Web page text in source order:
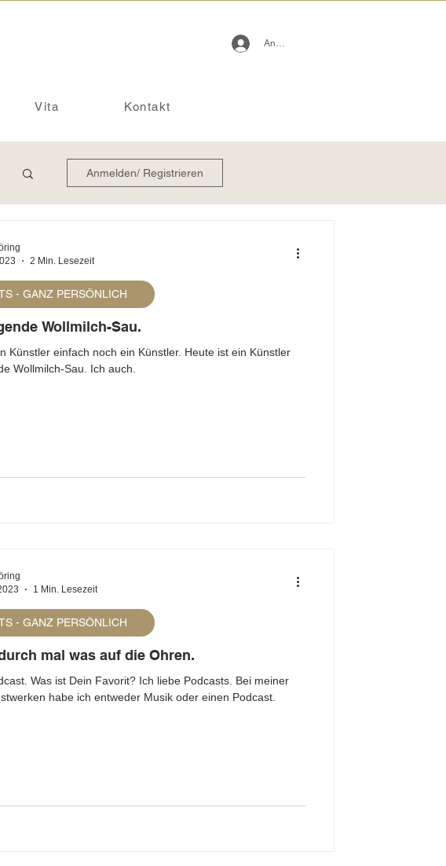
Anmelden
Vita Kontakt
Anmelden/ Registrieren
Wollmilch-Sau.
Künstler einfach noch ein Künstler. Heute ist ein Künstler
Wollmilch-Sau. Ich auch.
- GANZ PERSÖNLICH
2 Min. Lesezeit
mal was auf die Ohren.
Was ist Dein Favorit? Ich liebe Podcasts. Bei meiner
habe ich entweder Musik oder einen Podcast.
- GANZ PERSÖNLICH
1 Min. Lesezeit